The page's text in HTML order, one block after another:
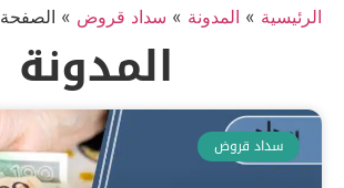
الرئيسية » المدونة » سداد قروض » الصفحة 2
المدونة
سداد قروض